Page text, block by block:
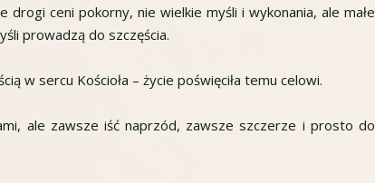
drogi ceni pokorny, nie wielkie myśli i wykonania, ale małe
prowadzą do szczęścia.
w sercu Kościoła – życie poświęciła temu celowi.
ale zawsze iść naprzód, zawsze szczerze i prosto do